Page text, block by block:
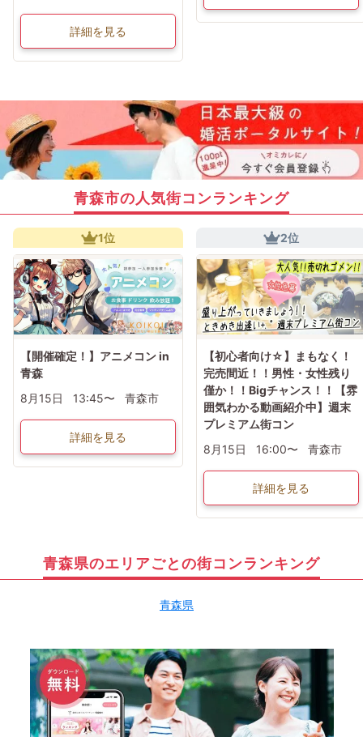
詳細を見る
青森市の人気街コンランキング
1位
【開催確定！】アニメコン in
青森
8月15日
13:45〜 青森市
詳細を見る
2位
【初心者向け☆】まもなく！
完売間近！！男性・女性残り
僅か！！Bigチャンス！！【雰
囲気わかる動画紹介中】週末
プレミアム街コン
8月15日
16:00〜 青森市
詳細を見る
青森県のエリアごとの街コンランキング
青森県